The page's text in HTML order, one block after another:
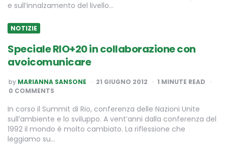
e sull’innalzamento del livello…
NOTIZIE
Speciale RIO+20 in collaborazione con
avoicomunicare
POSTED
BY
by MARIANNA SANSONE 21 GIUGNO 2012 1 MINUTE READ
0 COMMENTS
In corso il Summit di Rio, conferenza delle Nazioni Unite
sull’ambiente e lo sviluppo. A vent’anni dalla conferenza del
1992 il mondo è molto cambiato. La riflessione che
leggiamo su…